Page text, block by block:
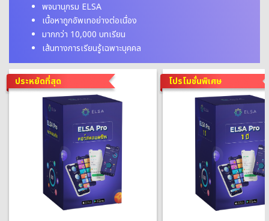
พจนานุกรม ELSA
เนื้อหาถูกอัพเทอย่างต่อเนื่อง
มากกว่า 10,000 บทเรียน
เส้นทางการเรียนรู้เฉพาะบุคคล
ประหยัดที่สุด โปรโมชั่นพิเศษ